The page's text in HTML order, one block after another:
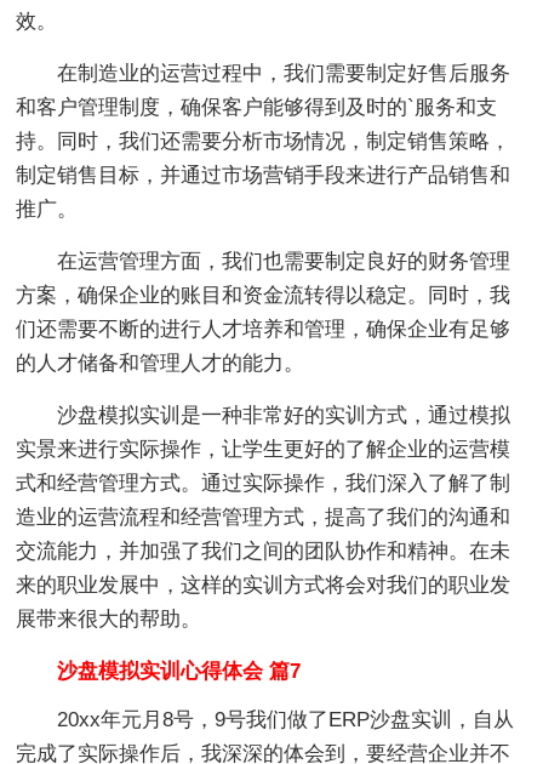
效。
在制造业的运营过程中，我们需要制定好售后服务
和客户管理制度，确保客户能够得到及时的`服务和支
持。同时，我们还需要分析市场情况，制定销售策略，
制定销售目标，并通过市场营销手段来进行产品销售和
推广。
在运营管理方面，我们也需要制定良好的财务管理
方案，确保企业的账目和资金流转得以稳定。同时，我
们还需要不断的进行人才培养和管理，确保企业有足够
的人才储备和管理人才的能力。
沙盘模拟实训是一种非常好的实训方式，通过模拟
实景来进行实际操作，让学生更好的了解企业的运营模
式和经营管理方式。通过实际操作，我们深入了解了制
造业的运营流程和经营管理方式，提高了我们的沟通和
交流能力，并加强了我们之间的团队协作和精神。在未
来的职业发展中，这样的实训方式将会对我们的职业发
展带来很大的帮助。
沙盘模拟实训心得体会 篇7
20xx年元月8号，9号我们做了ERP沙盘实训，自从
完成了实际操作后，我深深的体会到，要经营企业并不